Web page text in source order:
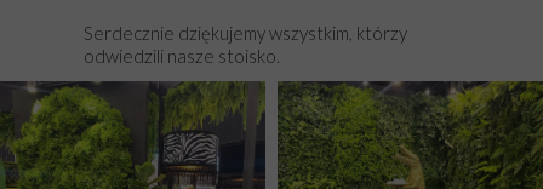
Serdecznie dziękujemy wszystkim, którzy
odwiedzili nasze stoisko.